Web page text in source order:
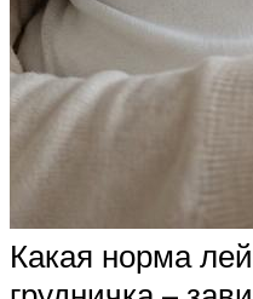
Какая норма